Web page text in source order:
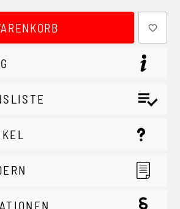
oder benutze die Schaltflächen